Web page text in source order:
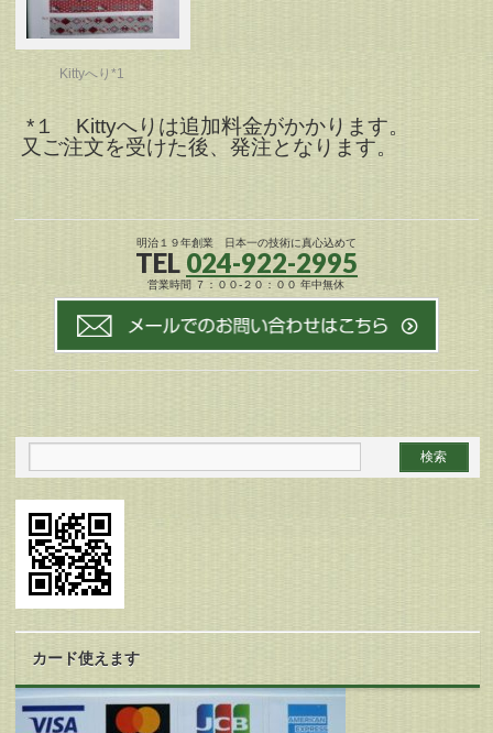
Kittyへり*1
*１ Kittyへりは追加料金がかかります。
又ご注文を受けた後、発注となります。
明治１９年創業 日本一の技術に真心込めて
TEL 024-922-2995
営業時間 ７：００-２０：００ 年中無休
カード使えます